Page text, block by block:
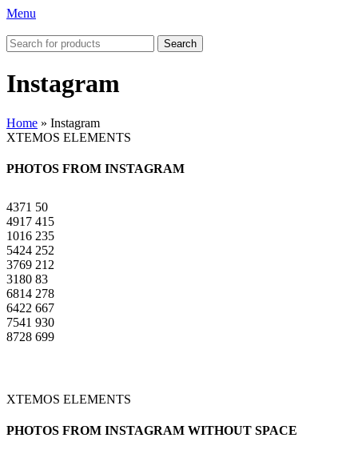
Menu
Search
Instagram
Home » Instagram
XTEMOS ELEMENTS
PHOTOS FROM INSTAGRAM
4371 50
4917 415
1016 235
5424 252
3769 212
3180 83
6814 278
6422 667
7541 930
8728 699
XTEMOS ELEMENTS
PHOTOS FROM INSTAGRAM WITHOUT SPACE